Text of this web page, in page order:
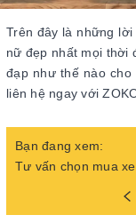
Trên đây là những
nữ đẹp nhất mọi thời
đạp như thế nào
liên hệ ngay với
Bạn đang xem: